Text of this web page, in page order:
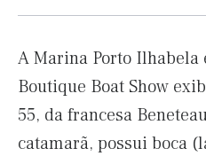
A Marina Porto Ilhabela
Boutique Boat Show
55, da francesa
catamarã, possui boca